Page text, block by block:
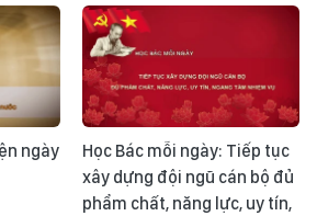
ngày
Học Bác mỗi ngày: Tiếp tục
xây dựng đội ngũ cán bộ đủ
phẩm chất, năng lực, uy tín,